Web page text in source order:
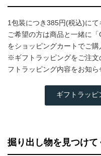
1包装につき385円(税込)にて
ご希望の方は商品と一緒に
をショッピングカートでご購
※ギフトラッピングをご注
フトラッピング内容をお知ら
ギフトラッピ
掘り出し物を見つけて